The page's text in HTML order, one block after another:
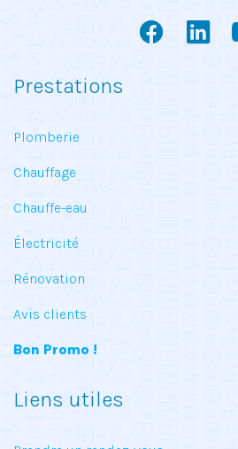
Prestations
Plomberie
Chauffage
Chauffe-eau
Électricité
Rénovation
Avis clients
Bon Promo !
Liens utiles